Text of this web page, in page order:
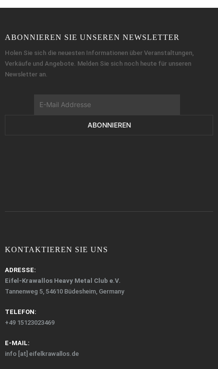
ABONNIEREN SIE UNSEREN NEWSLETTER
Holen Sie sich die neuesten Informationen über Veranstaltungen,
Verkäufe und Angebote. Melden Sie sich noch heute für unseren
Newsletter an.
KONTAKTIEREN SIE UNS
ADRESSE:
Eifel-Krawallos Heavy Metal Club e.V.
Tannenweg 5, 54610 Büdesheim, Germany
TELEFON:
+49 15123023469‬
E-MAIL:
info [at] eifelkrawallos.de